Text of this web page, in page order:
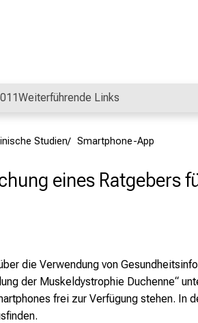
Weiterführende Links
Studien Smartphone-App
eines Ratgebers
die Verwendung von
der Muskeldystrophie Duchenne“
frei zur Verfügung stehen. In